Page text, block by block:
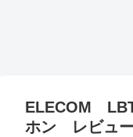
ELECOM
ホン レビュー